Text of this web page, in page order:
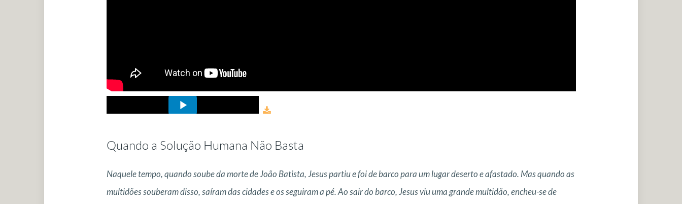
Quando a Solução Humana Não Basta
Naquele tempo, quando soube da morte de João Batista, Jesus partiu e foi de barco para um lugar deserto e afastado. Mas quando as
multidões souberam disso, saíram das cidades e os seguiram a pé. Ao sair do barco, Jesus viu uma grande multidão, encheu-se de